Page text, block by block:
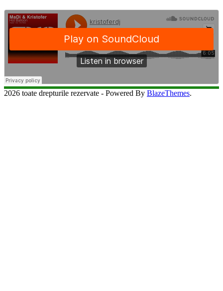
2026 toate drepturile rezervate - Powered By BlazeThemes.